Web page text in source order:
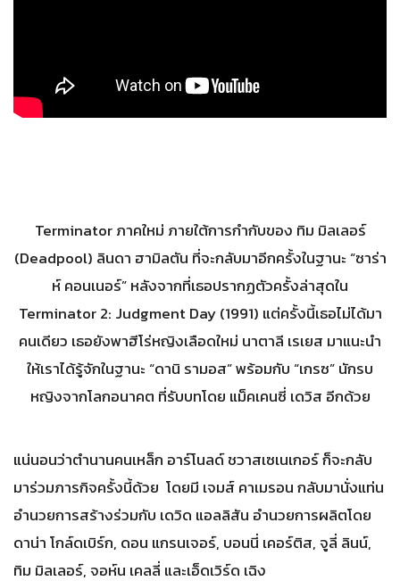
Terminator ภาคใหม่ ภายใต้การกำกับของ ทิม มิลเลอร์
(Deadpool) ลินดา ฮามิลตัน ที่จะกลับมาอีกครั้งในฐานะ “ซาร่า
ห์ คอนเนอร์” หลังจากที่เธอปรากฏตัวครั้งล่าสุดใน
Terminator 2: Judgment Day (1991) แต่ครั้งนี้เธอไม่ได้มา
คนเดียว เธอยังพาฮีโร่หญิงเลือดใหม่ นาตาลี เรเยส มาแนะนำ
ให้เราได้รู้จักในฐานะ “ดานิ รามอส” พร้อมกับ “เกรซ” นักรบ
หญิงจากโลกอนาคต ที่รับบทโดย แม็คเคนซี่ เดวิส อีกด้วย
แน่นอนว่าตำนานคนเหล็ก อาร์โนลด์ ชวาสเซเนเกอร์ ก็จะกลับ
มาร่วมภารกิจครั้งนี้ด้วย โดยมี เจมส์ คาเมรอน กลับมานั่งแท่น
อำนวยการสร้างร่วมกับ เดวิด แอลลิสัน อำนวยการผลิตโดย
ดาน่า โกล์ดเบิร์ก, ดอน แกรนเจอร์, บอนนี่ เคอร์ติส, จูลี่ ลินน์,
ทิม มิลเลอร์, จอห์น เคลลี่ และเอ็ดเวิร์ด เฉิง